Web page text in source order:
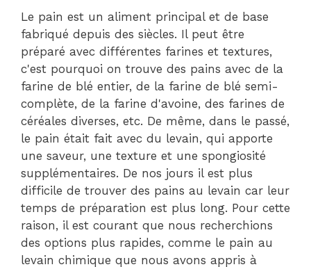
Le pain est un aliment principal et de base
fabriqué depuis des siècles. Il peut être
préparé avec différentes farines et textures,
c'est pourquoi on trouve des pains avec de la
farine de blé entier, de la farine de blé semi-
complète, de la farine d'avoine, des farines de
céréales diverses, etc. De même, dans le passé,
le pain était fait avec du levain, qui apporte
une saveur, une texture et une spongiosité
supplémentaires. De nos jours il est plus
difficile de trouver des pains au levain car leur
temps de préparation est plus long. Pour cette
raison, il est courant que nous recherchions
des options plus rapides, comme le pain au
levain chimique que nous avons appris à